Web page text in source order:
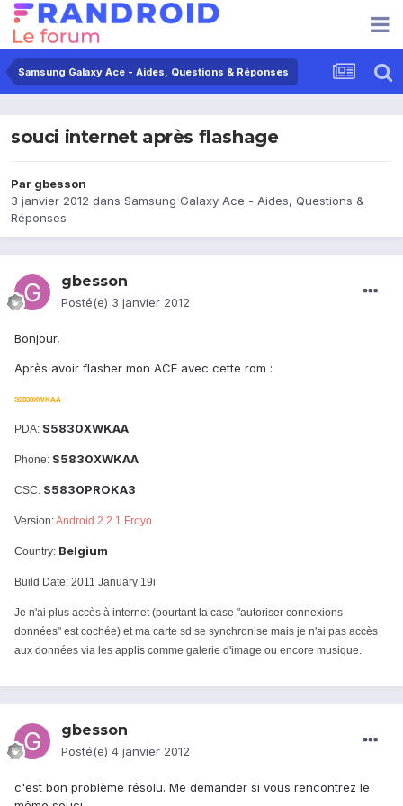
Samsung Galaxy Ace - Aides, Questions & Réponses
souci internet après flashage
Par gbesson
3 janvier 2012 dans Samsung Galaxy Ace - Aides, Questions &
Réponses
gbesson
Posté(e) 3 janvier 2012
Bonjour,
Après avoir flasher mon ACE avec cette rom :
S5830XWKAA
PDA: S5830XWKAA
Phone: S5830XWKAA
CSC: S5830PROKA3
Version:Android 2.2.1 Froyo
Country: Belgium
Build Date: 2011 January 19i
Je n'ai plus accès à internet (pourtant la case "autoriser connexions
données" est cochée) et ma carte sd se synchronise mais je n'ai pas accès
aux données via les applis comme galerie d'image ou encore musique.
gbesson
Posté(e) 4 janvier 2012
c'est bon problème résolu. Me demander si vous rencontrez le